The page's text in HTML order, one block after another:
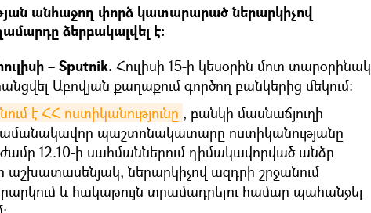
անհաջող փորձ կատարարած ներարկիչով
ձերբակալվել է։
– Sputnik. Հուլիսի 15-ի կեսօրին մոտ տարօրինակ
Աբովյան քաղաքում գործող բանկերից մեկում։
է ՀՀ ոստիկանությունը , բանկի մասնաճյուղի
պաշտոնակատարը ոստիկանությանը
ժամը 12.10-ի սահմաններում դիմակավորված անձը
աշխատասենյակ, ներարկիչով ազդրի շրջանում
և հակաթույն տրամադրելու համար պահանջել